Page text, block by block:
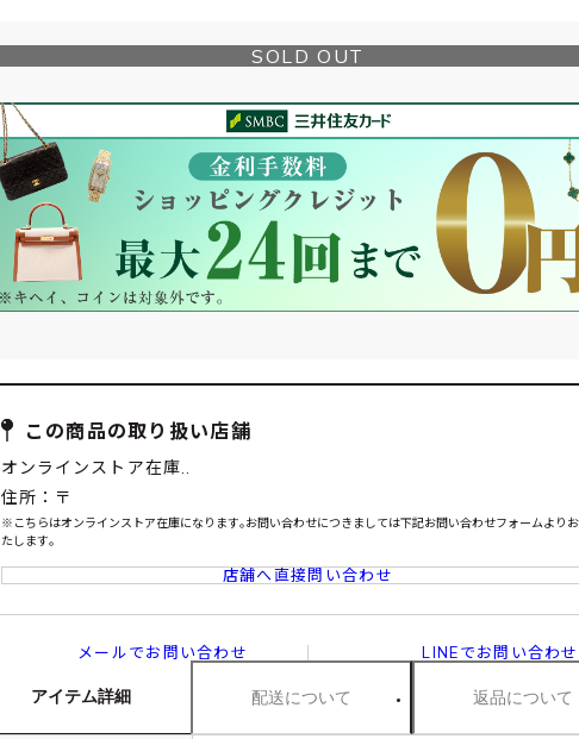
SOLD OUT
この商品の取り扱い店舗
オンラインストア在庫..
住所：〒
※こちらはオンラインストア在庫になります｡お問い合わせにつきましては下記お問い合わせフォームより
たします｡
店舗へ直接問い合わせ
メールでお問い合わせ LINEでお問い合わせ
アイテム詳細 配送について 返品について